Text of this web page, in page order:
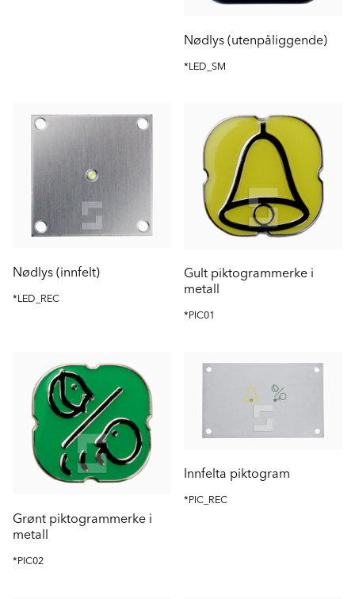
Nødlys (utenpåliggende)
*LED_SM
Nødlys (innfelt)
*LED_REC
Gult piktogrammerke i
metall
*PIC01
Grønt piktogrammerke i
metall
*PIC02
Innfelta piktogram
*PIC_REC